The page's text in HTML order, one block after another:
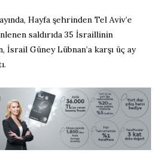
Hayfa şehrinden Tel Aviv’e
saldırıda 35 İsraillinin
İsrail Güney Lübnan’a karşı üç ay